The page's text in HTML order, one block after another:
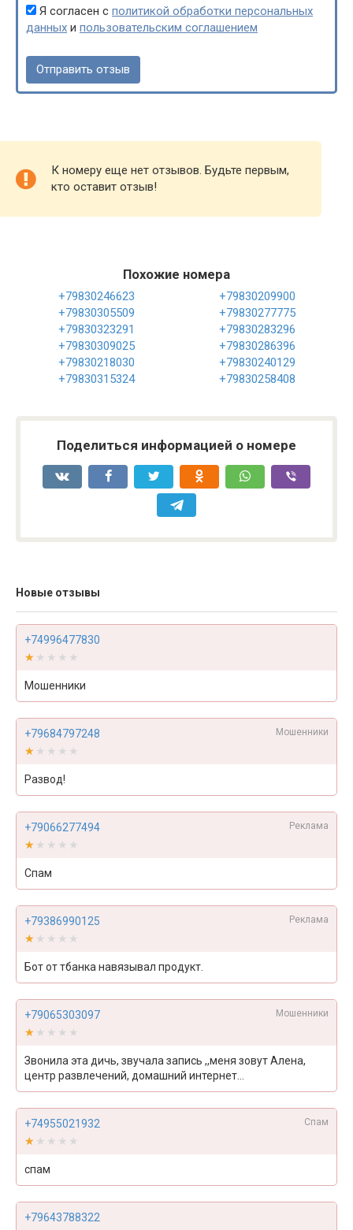
Я согласен с политикой обработки персональных
данных и пользовательским соглашением
К номеру еще нет отзывов. Будьте первым,
кто оставит отзыв!
Похожие номера
+79830246623
+79830209900
+79830305509
+79830277775
+79830323291
+79830283296
+79830309025
+79830286396
+79830218030
+79830240129
+79830315324
+79830258408
Поделиться информацией о номере
Новые отзывы
+74996477830
★★★★★
★★★★★
Мошенники
+79684797248 Мошенники
★★★★★
★★★★★
Развод!
+79066277494 Реклама
★★★★★
★★★★★
Спам
+79386990125 Реклама
★★★★★
★★★★★
Бот от тбанка навязывал продукт.
+79065303097 Мошенники
★★★★★
★★★★★
Звонила эта дичь, звучала запись ,,меня зовут Алена,
центр развлечений, домашний интернет...
+74955021932 Спам
★★★★★
★★★★★
спам
+79643788322